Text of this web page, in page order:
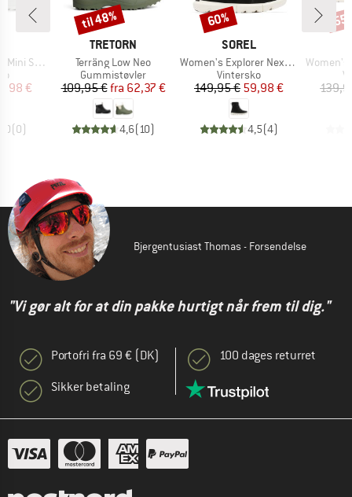
Suede
pris
€
(0)
MÆRKE
TRETORN
Artikel
Terräng Low Neo
Produktgruppe
Gummistøvler
Pris
109,95 € Nedsat pris
fra 62,37 €
4,6(10)
Rabat
til 48%
MÆRKE
SOREL
Artikel
Women's Explorer Next Joan WP
Produktgruppe
Vintersko
Pris
149,95 €Nedsat pris
59,98 €
4,5(4)
Rabat
60%
Artikel
Women's
Bjergentusiast Thomas - Forsendelse
"Vi gør alt for at din pakke hurtigt når frem til dig."
Portofri fra 69 € (DK)
Sikker betaling
100 dages returret